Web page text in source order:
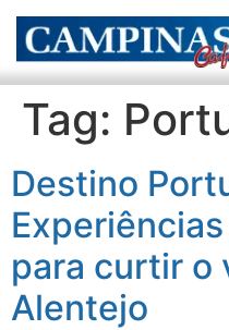
Tag:
Destino
para curtir o
Alentejo